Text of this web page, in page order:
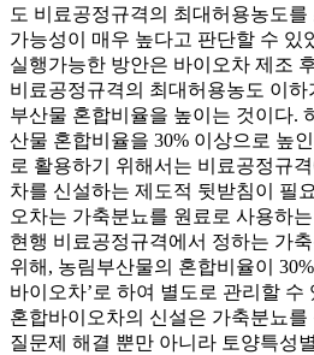
도 비료공정규격의 최대허용농도
가능성이 매우 높다고 판단할 수 있
실행가능한 방안은 바이오차 제조
비료공정규격의 최대허용농도 이
부산물 혼합비율을 높이는 것이다.
산물 혼합비율을 30% 이상으로 높
로 활용하기 위해서는 비료공정규
차를 신설하는 제도적 뒷받침이 필
오차는 가축분뇨를 원료로 사용하
현행 비료공정규격에서 정하는 가
위해, 농림부산물의 혼합비율이
바이오차’로 하여 별도로 관리할 수
혼합바이오차의 신설은 가축분뇨
질문제 해결 뿐만 아니라 토양특성